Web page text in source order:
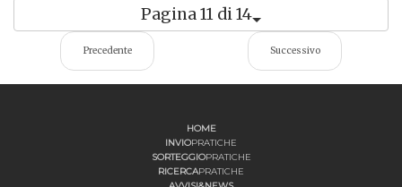
Pagina 11 di 14
Precedente Successivo
HOME
INVIOPRATICHE
SORTEGGIOPRATICHE
RICERCAPRATICHE